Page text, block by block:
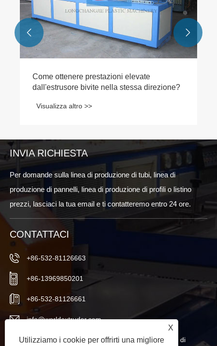
Come ottenere prestazioni elevate
dall'estrusore bivite nella stessa direzione?
Visualizza altro >>
 
INVIA RICHIESTA
Per domande sulla linea di produzione di tubi, linea di
produzione di pannelli, linea di produzione di profili o listino
prezzi, lasciaci la tua email e ti contatteremo entro 24 ore.
CONTATTACI
+86-532-81126663
+86-13969850201
+86-532-81126661
info@worldextruder.com
Nuozhuang, ufficio Sanlihe, città di Jiaozhou, città di
X
Utilizziamo i cookie per offrirti una migliore